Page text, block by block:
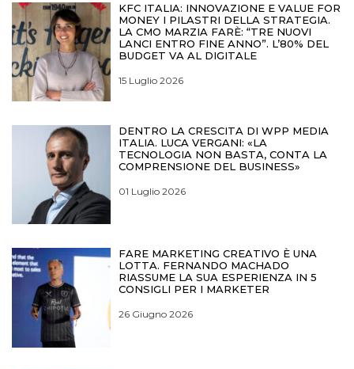
KFC ITALIA: INNOVAZIONE E VALUE FOR
MONEY I PILASTRI DELLA STRATEGIA.
LA CMO MARZIA FARÈ: “TRE NUOVI
LANCI ENTRO FINE ANNO”. L’80% DEL
BUDGET VA AL DIGITALE
15 Luglio 2026
DENTRO LA CRESCITA DI WPP MEDIA
ITALIA. LUCA VERGANI: «LA
TECNOLOGIA NON BASTA, CONTA LA
COMPRENSIONE DEL BUSINESS»
01 Luglio 2026
FARE MARKETING CREATIVO È UNA
LOTTA. FERNANDO MACHADO
RIASSUME LA SUA ESPERIENZA IN 5
CONSIGLI PER I MARKETER
26 Giugno 2026